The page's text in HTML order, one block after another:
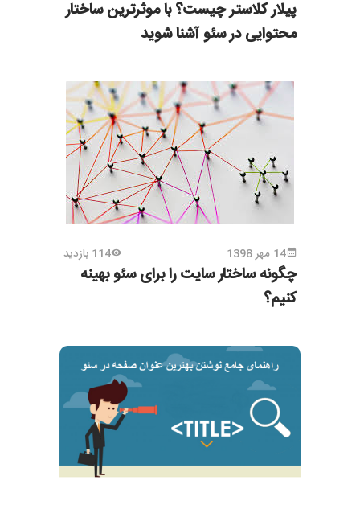
پیلار کلاستر چیست؟ با موثرترین ساختار
محتوایی در سئو آشنا شوید
14 مهر 1398 114 بازدید
چگونه ساختار سایت را برای سئو بهینه
کنیم؟